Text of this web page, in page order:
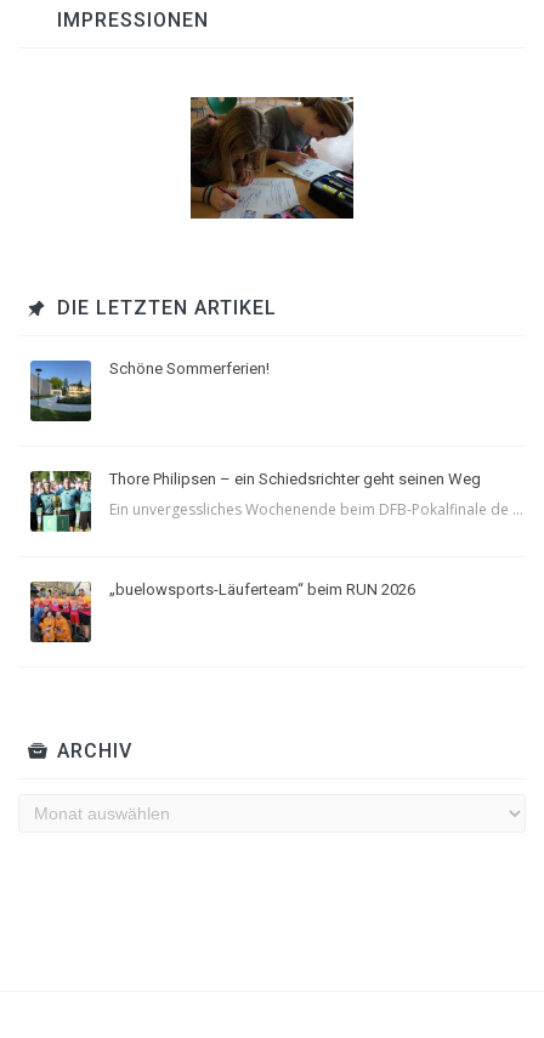
IMPRESSIONEN
DIE LETZTEN ARTIKEL
Schöne Sommerferien!
Thore Philipsen – ein Schiedsrichter geht seinen Weg
Ein unvergessliches Wochenende beim DFB-Pokalfinale de ...
„buelowsports-Läuferteam“ beim RUN 2026
ARCHIV
Archiv